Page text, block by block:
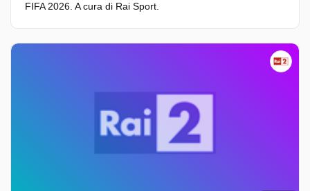
FIFA 2026. A cura di Rai Sport.